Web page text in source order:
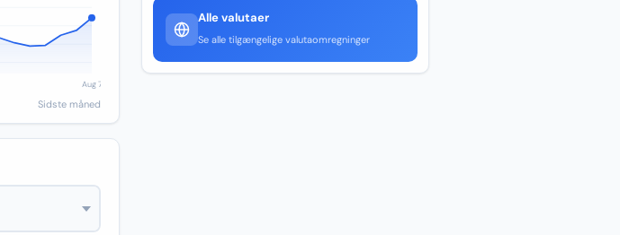
Sidste måned
Alle valutaer
Se alle tilgængelige valutaomregninger